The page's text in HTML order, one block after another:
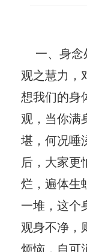
一、身念
观之慧力，
想我们的身
观，当你满
堪，何况唾
后，大家更
烂，遍体生
一堆，这个
观身不净，
烦恼，自可